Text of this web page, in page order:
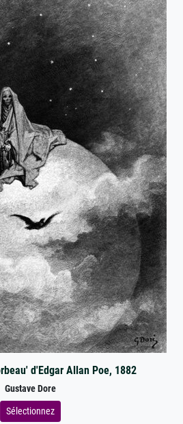
d'Edgar Allan Poe, 1882
Gustave Dore
Sélectionnez